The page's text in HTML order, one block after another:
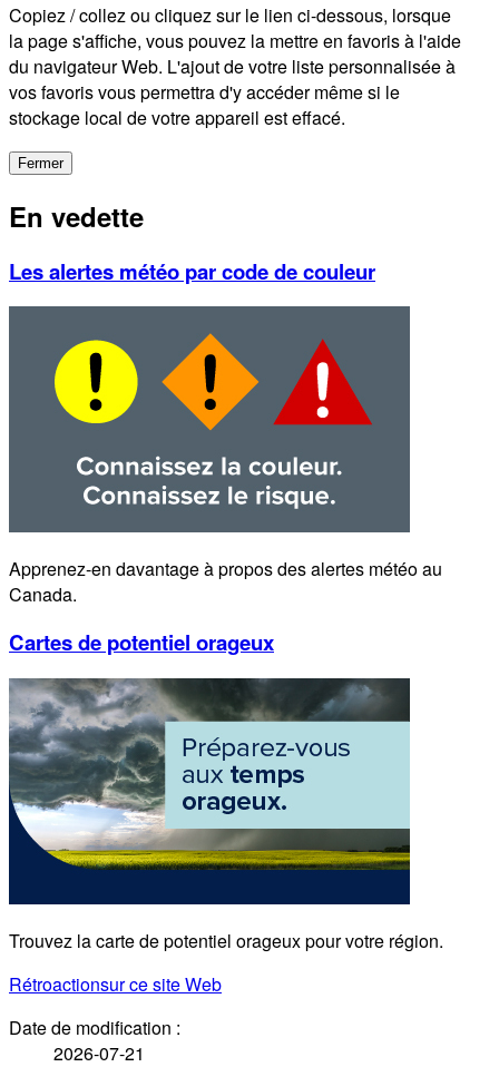
Copiez / collez ou cliquez sur le lien ci-dessous, lorsque
la page s'affiche, vous pouvez la mettre en favoris à l'aide
du navigateur Web. L'ajout de votre liste personnalisée à
vos favoris vous permettra d'y accéder même si le
stockage local de votre appareil est effacé.
Fermer
En vedette
Les alertes météo par code de couleur
Apprenez-en davantage à propos des alertes météo au
Canada.
Cartes de potentiel orageux
Trouvez la carte de potentiel orageux pour votre région.
Rétroactionsur ce site Web
Date de modification :
2026-07-21